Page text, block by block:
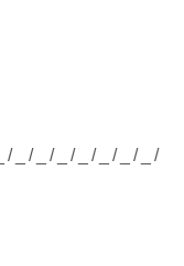
_/_/_/_/_/_/_/